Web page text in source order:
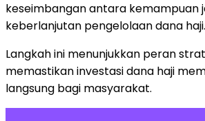
keseimbangan antara kemampuan
keberlanjutan pengelolaan dana haji.
Langkah ini menunjukkan peran
memastikan investasi dana haji
langsung bagi masyarakat.